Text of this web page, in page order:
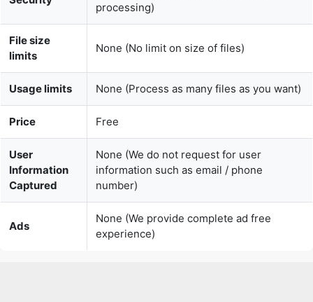
Usage limits None (Process as many files as you want)
Price
User
Information
Captured
None (We do not request for user
information such as email / phone
number)
Ads
None (We provide complete ad free
experience)